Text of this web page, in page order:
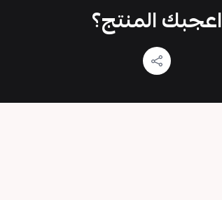
اعجبك المنتج؟